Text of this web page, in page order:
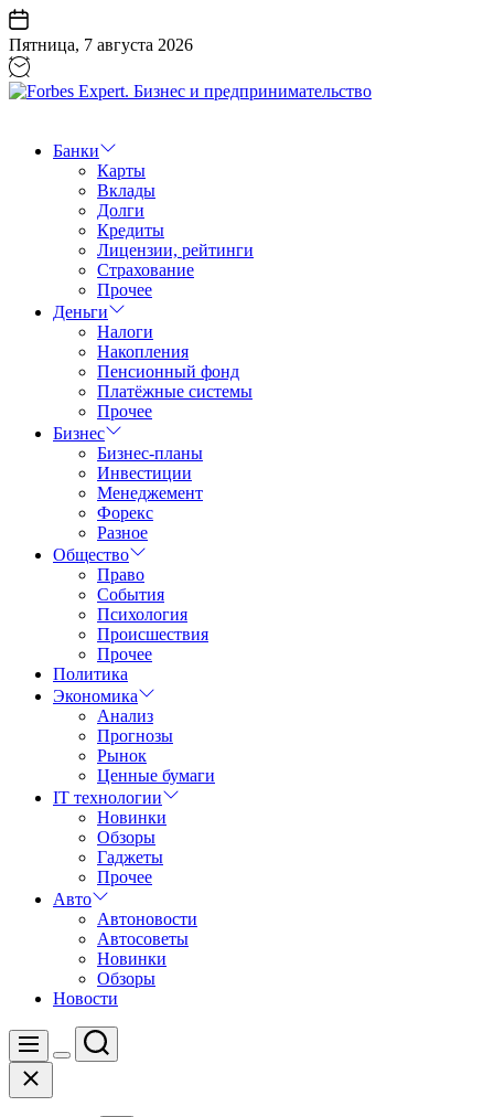
Перейти
к
содержанию
Пятница, 7 августа 2026
Бизнес
предпринимательство
Банки
Карты
Вклады
Долги
Кредиты
Лицензии, рейтинги
Страхование
Прочее
Деньги
Налоги
Накопления
Пенсионный фонд
Платёжные системы
Прочее
Бизнес
Бизнес-планы
Инвестиции
Менеджемент
Форекс
Разное
Общество
Право
События
Психология
Происшествия
Прочее
Политика
Экономика
Анализ
Прогнозы
Рынок
Ценные бумаги
IT технологии
Новинки
Обзоры
Гаджеты
Прочее
Авто
Автоновости
Автосоветы
Новинки
Обзоры
Новости
Меню
Цвет
Поиск
Закрыть